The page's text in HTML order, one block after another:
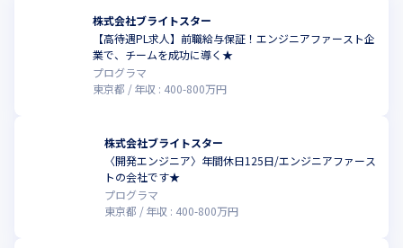
株式会社ブライトスター
【高待遇PL求人】前職給与保証！エンジニアファースト企
業で、チームを成功に導く★
プログラマ
東京都
年収 : 400-800万円
株式会社ブライトスター
〈開発エンジニア〉年間休日125日/エンジニアファース
トの会社です★
プログラマ
東京都
年収 : 400-800万円